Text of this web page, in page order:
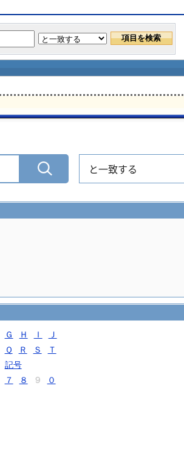
と一致する
Ｇ Ｈ Ｉ
Ｊ
Ｑ Ｒ Ｓ
Ｔ
記号
７ ８ ９ ０